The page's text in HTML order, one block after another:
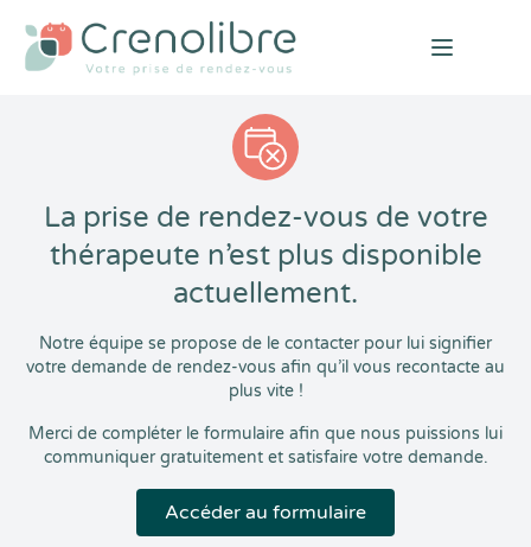
Open
La prise de rendez-vous de votre
thérapeute n’est plus disponible
actuellement.
Notre équipe se propose de le contacter pour lui signifier
votre demande de rendez-vous afin qu’il vous recontacte au
plus vite !
Merci de compléter le formulaire afin que nous puissions lui
communiquer gratuitement et satisfaire votre demande.
Accéder au formulaire